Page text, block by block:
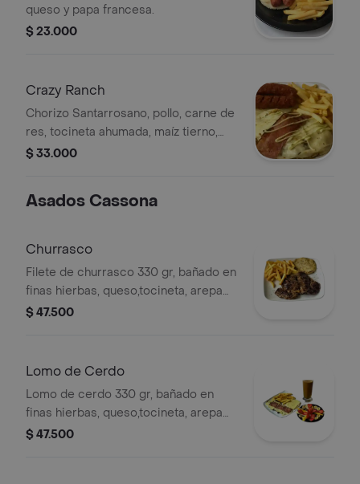
queso y papa francesa.
$ 23.000
Crazy Ranch
Chorizo Santarrosano, pollo, carne de
res, tocineta ahumada, maíz tierno,
queso, papa francesa y bebida a
$ 33.000
Asados Cassona
Churrasco
Filete de churrasco 330 gr, bañado en
finas hierbas, queso,tocineta, arepa
de maíz tierno, ensalada y bebida a
$ 47.500
Lomo de Cerdo
Lomo de cerdo 330 gr, bañado en
finas hierbas, queso,tocineta, arepa
de maíz tierno, ensalada y bebida a
$ 47.500